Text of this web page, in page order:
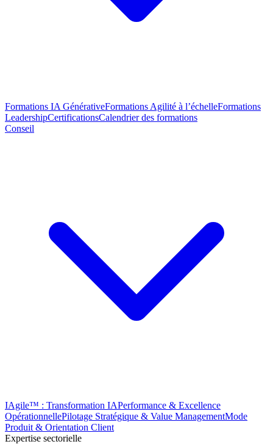
Formations IA GénérativeFormations Agilité à l’échelleFormations
LeadershipCertificationsCalendrier des formations
Conseil
IAgile™ : Transformation IAPerformance & Excellence
OpérationnellePilotage Stratégique & Value ManagementMode
Produit & Orientation Client
Expertise sectorielle